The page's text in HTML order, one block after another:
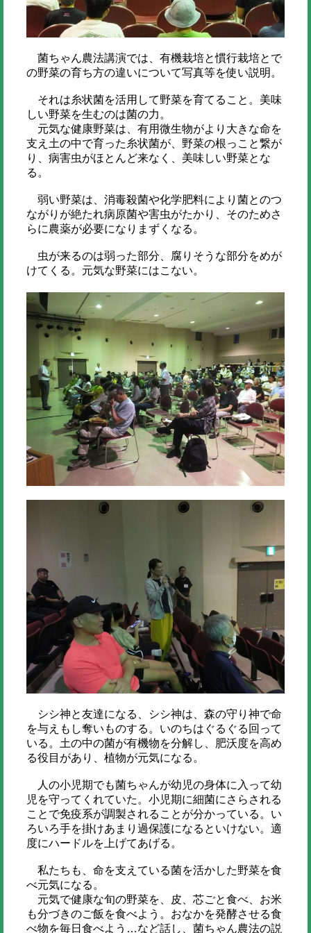
菌ちゃん農法講演では、有機栽培と慣行栽培とで
の野菜の育ち方の違いについて写真等を使い説明。
それは糸状菌を活用して野菜を育てること。美味
しい野菜を生むのは菌の力。
元気な健康野菜は、有用微生物がより大きな命を
支え土の中で育った糸状菌が、野菜の根っこと繋が
り、病害虫がほとんど来なく、美味しい野菜とな
る。
弱い野菜は、消毒殺菌や化学肥料により菌とのつ
ながりが絶たれ病原菌や害虫がたかり、そのためさ
らに農薬が必要になりまずくなる。
虫が来るのは弱った部分、腐りそうな部分をめが
けてくる。元気な野菜にはこない。
シシ神と友達になる、シシ神は、森の守り神で命
を与えもし奪いものする。いのちはぐるぐる回って
いる。土の中の菌が有機物を分解し、肥沃度を高め
る役目があり、植物が元気になる。
人の小児期でも菌ちゃんが幼児の身体に入って幼
児を守ってくれていた。小児期に細菌にさらされる
ことで免疫系が調製されることが分かっている。い
ろいろ手を掛けあまり過保護になるといけない。適
度にハードルを上げてあげる。
私たちも、命を支えている菌を活かした野菜を食
べ元気になる。
元気で健康な旬の野菜を、皮、芯ごと食べ、お米
も分づきのご飯を食べよう。おなかを発酵させる食
べ物を毎日食べよう…など話し、菌ちゃん農法の説